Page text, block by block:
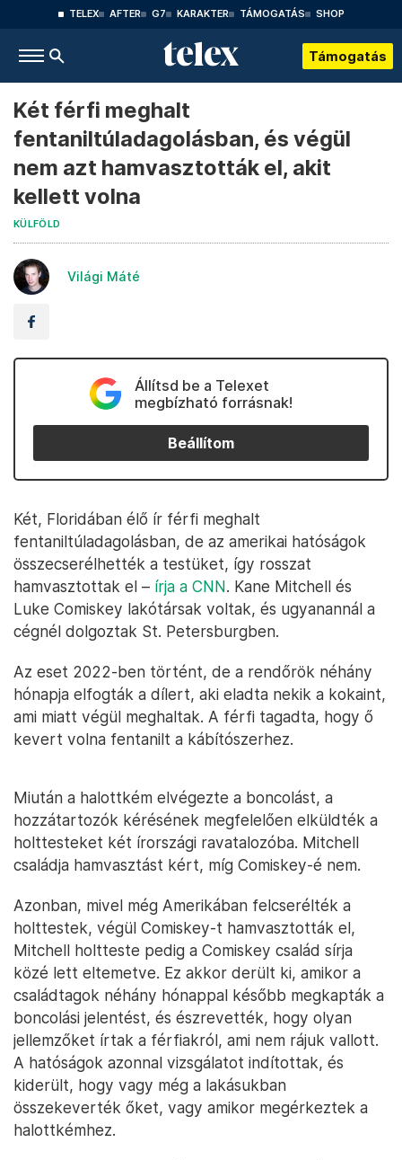
TELEX AFTER G7 KARAKTER TÁMOGATÁS SHOP
Támogatás
Két férfi meghalt
fentaniltúladagolásban, és végül
nem azt hamvasztották el, akit
kellett volna
KÜLFÖLD
Világi Máté
Állítsd be a Telexet
megbízható forrásnak!
Beállítom
Két, Floridában élő ír férfi meghalt
fentaniltúladagolásban, de az amerikai hatóságok
összecserélhették a testüket, így rosszat
hamvasztottak el – írja a CNN. Kane Mitchell és
Luke Comiskey lakótársak voltak, és ugyanannál a
cégnél dolgoztak St. Petersburgben.
Az eset 2022-ben történt, de a rendőrök néhány
hónapja elfogták a dílert, aki eladta nekik a kokaint,
ami miatt végül meghaltak. A férfi tagadta, hogy ő
kevert volna fentanilt a kábítószerhez.
Miután a halottkém elvégezte a boncolást, a
hozzátartozók kérésének megfelelően elküldték a
holttesteket két írországi ravatalozóba. Mitchell
családja hamvasztást kért, míg Comiskey-é nem.
Azonban, mivel még Amerikában felcserélték a
holttestek, végül Comiskey-t hamvasztották el,
Mitchell holtteste pedig a Comiskey család sírja
közé lett eltemetve. Ez akkor derült ki, amikor a
családtagok néhány hónappal később megkapták a
boncolási jelentést, és észrevették, hogy olyan
jellemzőket írtak a férfiakról, ami nem rájuk vallott.
A hatóságok azonnal vizsgálatot indítottak, és
kiderült, hogy vagy még a lakásukban
összekeverték őket, vagy amikor megérkeztek a
halottkémhez.